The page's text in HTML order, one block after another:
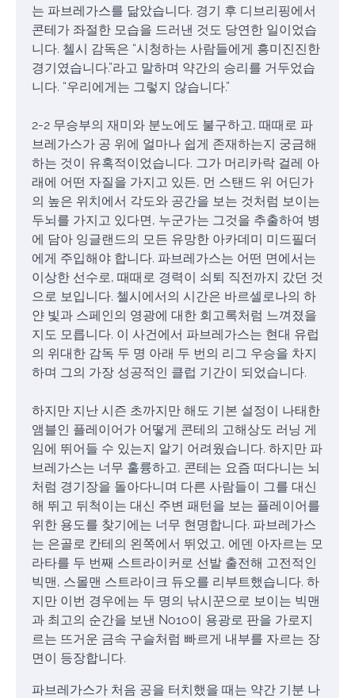
는 파브레가스를 닮았습니다. 경기 후 디브리핑에서
콘테가 좌절한 모습을 드러낸 것도 당연한 일이었습
니다. 첼시 감독은 “시청하는 사람들에게 흥미진진한
경기였습니다.”라고 말하며 약간의 승리를 거두었습
니다. “우리에게는 그렇지 않습니다.”
2-2 무승부의 재미와 분노에도 불구하고, 때때로 파
브레가스가 공 위에 얼마나 쉽게 존재하는지 궁금해
하는 것이 유혹적이었습니다. 그가 머리카락 걸레 아
래에 어떤 자질을 가지고 있든, 먼 스탠드 위 어딘가
의 높은 위치에서 각도와 공간을 보는 것처럼 보이는
두뇌를 가지고 있다면, 누군가는 그것을 추출하여 병
에 담아 잉글랜드의 모든 유망한 아카데미 미드필더
에게 주입해야 합니다. 파브레가스는 어떤 면에서는
이상한 선수로, 때때로 경력이 쇠퇴 직전까지 갔던 것
으로 보입니다. 첼시에서의 시간은 바르셀로나의 하
얀 빛과 스페인의 영광에 대한 회고록처럼 느껴졌을
지도 모릅니다. 이 사건에서 파브레가스는 현대 유럽
의 위대한 감독 두 명 아래 두 번의 리그 우승을 차지
하며 그의 가장 성공적인 클럽 기간이 되었습니다.
하지만 지난 시즌 초까지만 해도 기본 설정이 나태한
앰블인 플레이어가 어떻게 콘테의 고해상도 러닝 게
임에 뛰어들 수 있는지 알기 어려웠습니다. 하지만 파
브레가스는 너무 훌륭하고, 콘테는 요즘 떠다니는 뇌
처럼 경기장을 돌아다니며 다른 사람들이 그를 대신
해 뛰고 뒤척이는 대신 주변 패턴을 보는 플레이어를
위한 용도를 찾기에는 너무 현명합니다. 파브레가스
는 은골로 칸테의 왼쪽에서 뛰었고, 에덴 아자르는 모
라타를 두 번째 스트라이커로 선발 출전해 고전적인
빅맨, 스몰맨 스트라이크 듀오를 리부트했습니다. 하
지만 이번 경우에는 두 명의 낚시꾼으로 보이는 빅맨
과 최고의 순간을 보낸 No10이 용광로 판을 가로지
르는 뜨거운 금속 구슬처럼 빠르게 내부를 자르는 장
면이 등장합니다.
파브레가스가 처음 공을 터치했을 때는 약간 기분 나